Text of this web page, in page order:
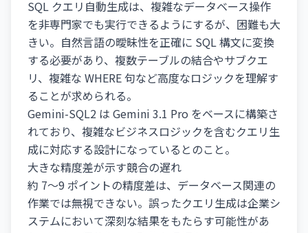
SQL クエリ自動生成は、複雑なデータベース操作
を非専門家でも実行できるようにするが、困難も大
きい。自然言語の曖昧性を正確に SQL 構文に変換
する必要があり、複数テーブルの結合やサブクエ
リ、複雑な WHERE 句など高度なロジックを理解す
ることが求められる。
Gemini-SQL2 は Gemini 3.1 Pro をベースに構築さ
れており、複雑なビジネスロジックを含むクエリ生
成に対応する設計になっているとのこと。
大きな精度差が示す競合の遅れ
約 7～9 ポイントの精度差は、データベース関連の
作業では無視できない。誤ったクエリ生成は企業シ
ステムにおいて深刻な結果をもたらす可能性があ